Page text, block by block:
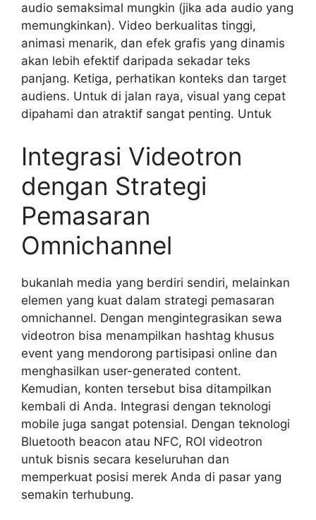
audio semaksimal mungkin (jika ada audio yang
memungkinkan). Video berkualitas tinggi,
animasi menarik, dan efek grafis yang dinamis
akan lebih efektif daripada sekadar teks
panjang. Ketiga, perhatikan konteks dan target
audiens. Untuk di jalan raya, visual yang cepat
dipahami dan atraktif sangat penting. Untuk
Integrasi Videotron
dengan Strategi
Pemasaran
Omnichannel
bukanlah media yang berdiri sendiri, melainkan
elemen yang kuat dalam strategi pemasaran
omnichannel. Dengan mengintegrasikan sewa
videotron bisa menampilkan hashtag khusus
event yang mendorong partisipasi online dan
menghasilkan user-generated content.
Kemudian, konten tersebut bisa ditampilkan
kembali di Anda. Integrasi dengan teknologi
mobile juga sangat potensial. Dengan teknologi
Bluetooth beacon atau NFC, ROI videotron
untuk bisnis secara keseluruhan dan
memperkuat posisi merek Anda di pasar yang
semakin terhubung.